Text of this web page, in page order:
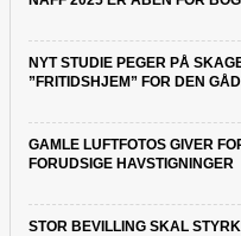
NYT STUDIE PEGER PÅ
”FRITIDSHJEM” FOR DEN
GAMLE LUFTFOTOS GIVER
FORUDSIGE HAVSTIGNINGER
STOR BEVILLING SKAL